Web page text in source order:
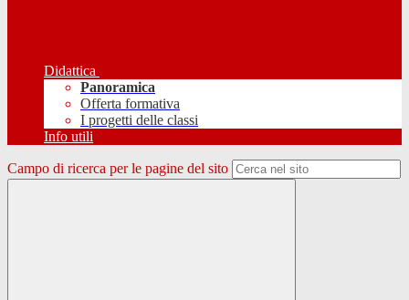
Didattica
Panoramica
Offerta formativa
I progetti delle classi
Info utili
Campo di ricerca per le pagine del sito